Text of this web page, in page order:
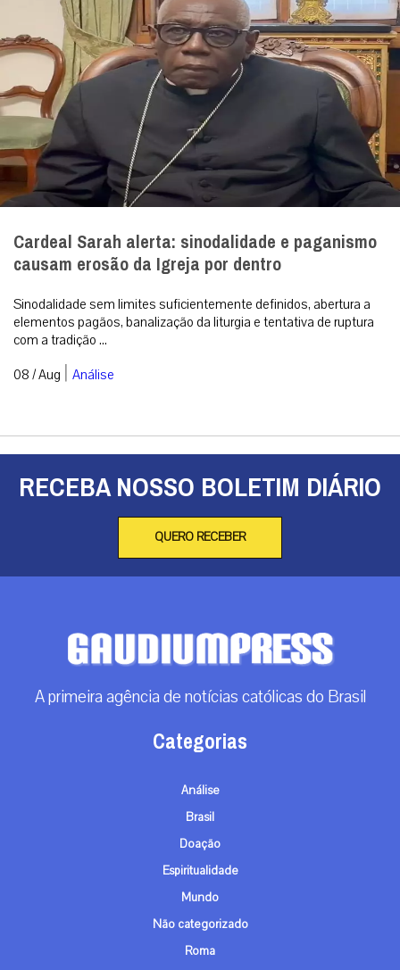
Cardeal Sarah alerta: sinodalidade e paganismo
causam erosão da Igreja por dentro
Sinodalidade sem limites suficientemente definidos, abertura a
elementos pagãos, banalização da liturgia e tentativa de ruptura
com a tradição ...
08 / Aug | Análise
RECEBA NOSSO BOLETIM DIÁRIO
QUERO RECEBER
A primeira agência de notícias católicas do Brasil
Categorias
Análise
Brasil
Doação
Espiritualidade
Mundo
Não categorizado
Roma